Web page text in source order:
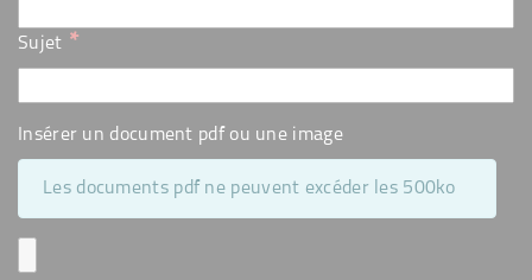
Sujet *
Insérer un document pdf ou une image
Les documents pdf ne peuvent excéder les 500ko